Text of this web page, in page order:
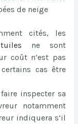
de neige
cités, les
ne sont
coût n’est pas
cas être
inspecter sa
notamment
indiquera s’il